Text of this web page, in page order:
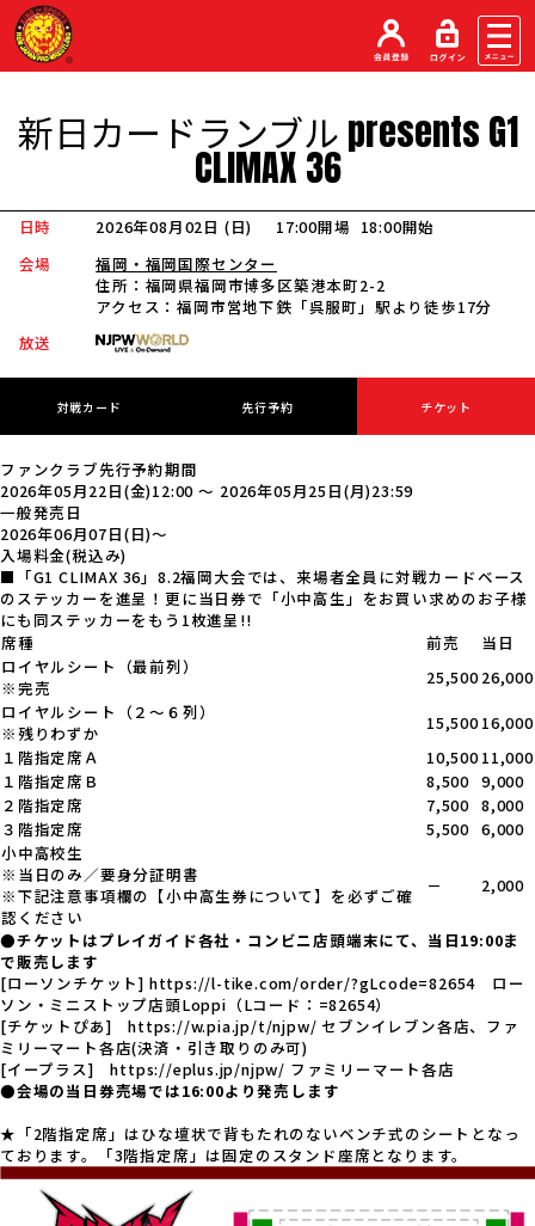
新日カードランブル presents G1
CLIMAX 36
日時 2026年08月02日 (日) 17:00開場 18:00開始
会場
福岡・福岡国際センター
住所： 福岡県福岡市博多区築港本町2-2
アクセス：福岡市営地下鉄「呉服町」駅より徒歩17分
放送
対戦カード 先行予約 チケット
ファンクラブ先行予約期間
2026年05月22日(金)12:00 ～ 2026年05月25日(月)23:59
一般発売日
2026年06月07日(日)〜
入場料金(税込み)
■ 「G1 CLIMAX 36」8.2福岡大会では、来場者全員に対戦カードベース
のステッカーを進呈！更に当日券で「小中高生」をお買い求めのお子様
にも同ステッカーをもう1枚進呈!!
席種
前売
当日
ロイヤルシート（最前列）
※完売
25,50026,000
ロイヤルシート（２～６列）
※残りわずか
15,50016,000
１階指定席Ａ
10,50011,000
１階指定席Ｂ
8,500 9,000
２階指定席
7,500 8,000
３階指定席
5,500 6,000
小中高校生
※当日のみ／要身分証明書
※下記注意事項欄の【小中高生券について】を必ずご確
認ください
－ 2,000
●チケットはプレイガイド各社・コンビニ店頭端末にて、当日19:00ま
で販売します
[ローソンチケット] https://l-tike.com/order/?gLcode=82654 ロー
ソン・ミニストップ店頭Loppi（Lコード：=82654）
[チケットぴあ]https://w.pia.jp/t/njpw/ セブンイレブン各店、ファ
ミリーマート各店(決済・引き取りのみ可)
[イープラス]https://eplus.jp/njpw/ ファミリーマート各店
●会場の当日券売場では16:00より発売します
★「2階指定席」はひな壇状で背もたれのないベンチ式のシートとなっ
ております。「3階指定席」は固定のスタンド座席となります。